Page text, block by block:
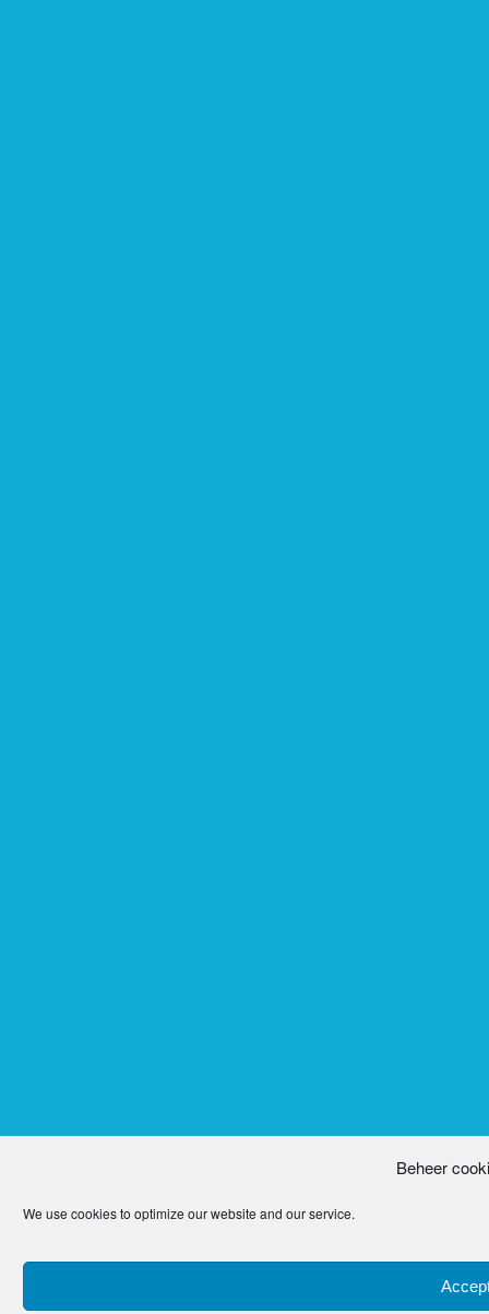
Beheer
We use cookies to optimize our website and our service.